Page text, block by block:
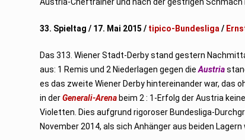
33. Spieltag / 17. Mai 2015 / tipico-Bundesliga /
Das 313. Wiener Stadt-Derby stand gestern
aus: 1 Remis und 2 Niederlagen gegen dieAustria
es das zweite Wiener Derby hintereinander war, das
in derGenerali-Arenabeim 2 : 1-Erfolg der Austria
Violetten. Dies aufgrund rigoroser Bundesliga-
November 2014, als sich Anhänger aus beiden